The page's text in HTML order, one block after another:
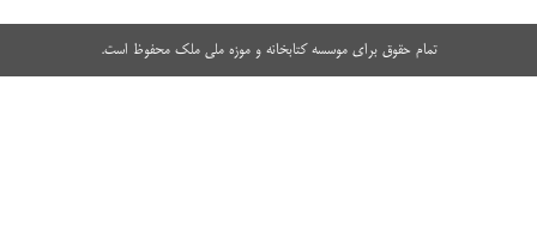
تمام حقوق برای موسسه کتابخانه و موزه ملی ملک محفوظ است.